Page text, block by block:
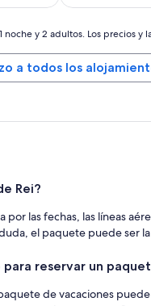
90 €y 2 adultos. Los
a todos los
Rei?
las fechas, las líneas
el paquete puede ser
reservar un
de vacaciones